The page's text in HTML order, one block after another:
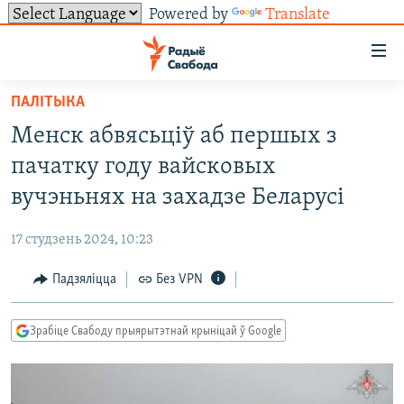
Powered by Translate
ўнівэрсальнага
доступу
Перайсьці
да
галоўнага
зьместу
Перайсьці
да
навігацыі
Перайсьці
да
ПАЛІТЫКА
ЭКАНОМІКА
ГІСТОРЫЯ НА СВАБОДЗЕ
ПАДКАСТЫ
ПАДЗЯЛІЦЦА ІНФАРМАЦЫЯЙ
RSS
ПАДКАСТЫ
ПАЛІТЫКА
Менск абвясьціў аб першых з
пачатку году вайсковых
вучэньнях на захадзе Беларусі
17 студзень 2024, 10:23
Падзяліцца Без VPN
Зрабіце Свабоду прыярытэтнай крыніцай ў Google